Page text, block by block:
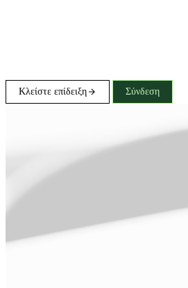
Κλείστε επίδειξη Σύνδεση